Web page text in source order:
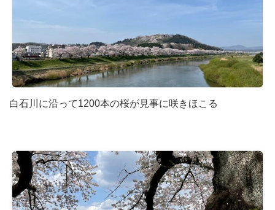
白石川に沿って1200本の桜が見事に咲きほこる